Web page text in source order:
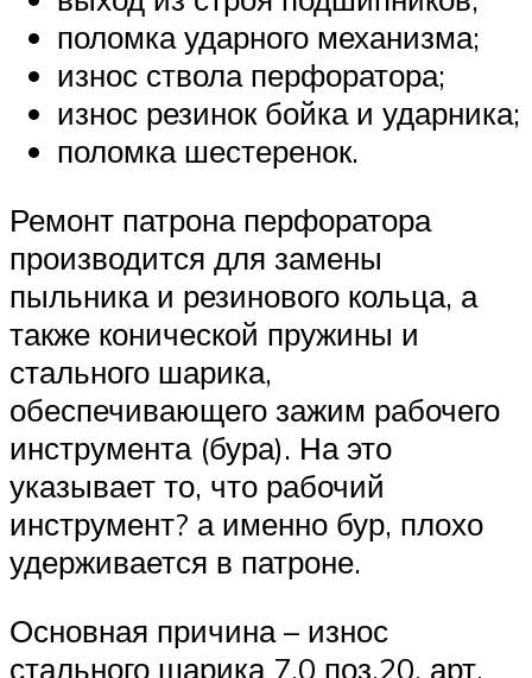
поломка ударного механизма;
износ ствола перфоратора;
износ резинок бойка и ударника;
поломка шестеренок.
Ремонт патрона перфоратора
производится для замены
пыльника и резинового кольца, а
также конической пружины и
стального шарика,
обеспечивающего зажим рабочего
инструмента (бура). На это
указывает то, что рабочий
инструмент? а именно бур, плохо
удерживается в патроне.
Основная причина – износ
стального шарика 7.0 поз.20, арт.